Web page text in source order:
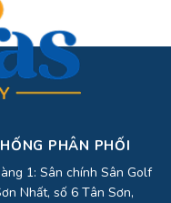
PHÂN PHỐI
1: Sân chính Sân Golf
Nhất, số 6 Tân Sơn,